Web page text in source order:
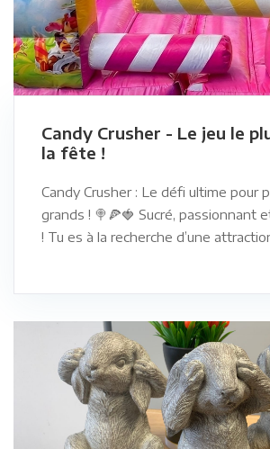
Candy Crusher - Le jeu le
la fête !
Candy Crusher : Le défi ultime pour
grands ! 🍭🍕🍓 Sucré, passionnant
! Tu es à la recherche d’une